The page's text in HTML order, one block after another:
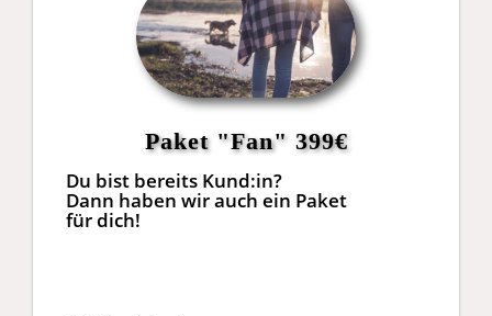
Paket "Fan" 399€
Du bist bereits Kund:in?
Dann haben wir auch ein Paket
für dich!